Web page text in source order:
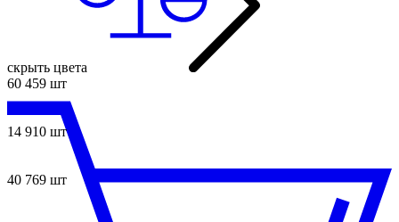
скрыть цвета
60 459 шт
14 910 шт
40 769 шт